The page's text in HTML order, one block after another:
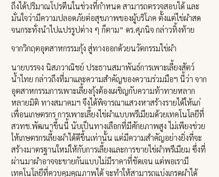
ถึงได้ปริมาณโปรตีนในช่วงที่กำหนด สามารถตรวจสอบได้ และ
มั่นใจว่ามีความปลอดภัยต่อสุขภาพของผู้บริโภค ตั้งแต่ไข่ผำสด
จนกระทั่งนำไปแปรรูปต่าง ๆ ก็ตาม” ดร.ศุภนิจ กล่าวทิ้งท้าย
จากวิกฤตอุตสาหกรรมกุ้ง สู่ทางออกด้วยนวัตกรรมไข่ผำ
นายบรรจง นิสภวาณิชย์ ประธานสมาพันธ์การเพาะเลี้ยงสัตว์
น้ำไทย กล่าวถึงที่มาและความสำคัญของความร่วมมือฯ นี้ว่า จาก
อุตสาหกรรมการเพาะเลี้ยงกุ้งต้องเผชิญกับความท้าทายหลาก
หลายมิติ ทางสมาคมฯ จึงได้พิจารณาแสวงหาสร้างรายได้ให้แก่
เพื่อนเกษตรกร การเพาะเลี้ยงไข่ผำแบบพรีเมียมด้วยเทคโนโลยีที่
สวทช.พัฒนาขึ้นนี้ นับเป็นทางเลือกที่มีศักยภาพสูง ไม่เพียงช่วย
ให้เกษตรกรเลี้ยงผำได้ดีขึ้นเท่านั้น แต่มีความสำคัญอย่างยิ่งที่จะ
สร้างมาตรฐานใหม่ให้กับการเลี้ยงและการขายไข่ผำพรีเมียม ซึ่งที่
ผ่านมาผำอาจจะขายกันแบบไม่มีราคาที่ชัดเจน แต่พอเรามี
เทคโนโลยีที่ควบคุมคุณภาพได้ จะทำให้สามารถแบ่งเกรดผำได้